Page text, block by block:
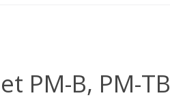
PM-B, PM-TB